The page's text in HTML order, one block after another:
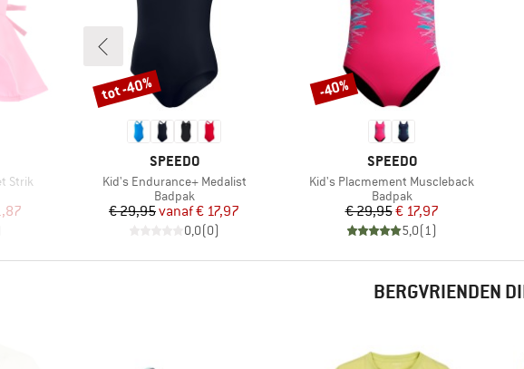
Strik
prijs
MERK
SPEEDO
Artikel
Kid's Endurance+ Medalist
Productgroep
Badpak
Prijs
€ 29,95 Verlaagde prijs
vanaf€ 17,97
0,0(0)
Korting
tot -40%
MERK
SPEEDO
Artikel
Kid's Placmement Muscleback
Productgroep
Badpak
Prijs
€ 29,95Verlaagde prijs
€ 17,97
5,0(1)
Korting
-40%
BERGVRIENDEN